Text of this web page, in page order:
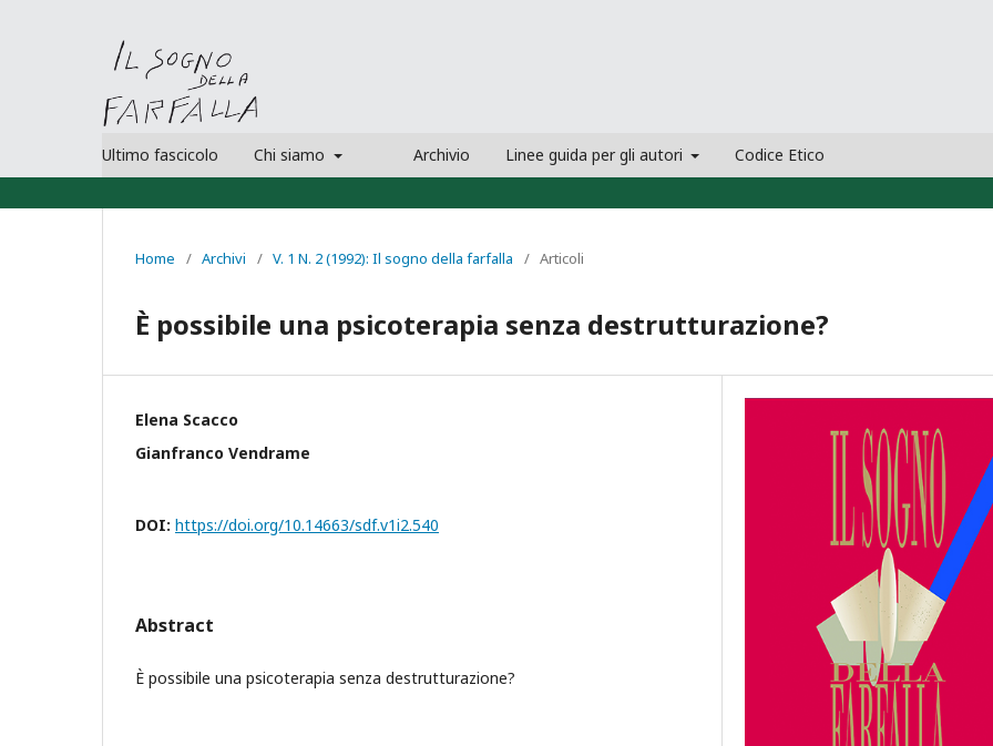
Ultimo fascicolo Chi siamo Archivio Linee guida per gli autori Codice Etico
Home / Archivi / V. 1 N. 2 (1992): Il sogno della farfalla / Articoli
Ѐ possibile una psicoterapia senza destrutturazione?
Elena Scacco
Gianfranco Vendrame
DOI: https://doi.org/10.14663/sdf.v1i2.540
Abstract
Ѐ possibile una psicoterapia senza destrutturazione?